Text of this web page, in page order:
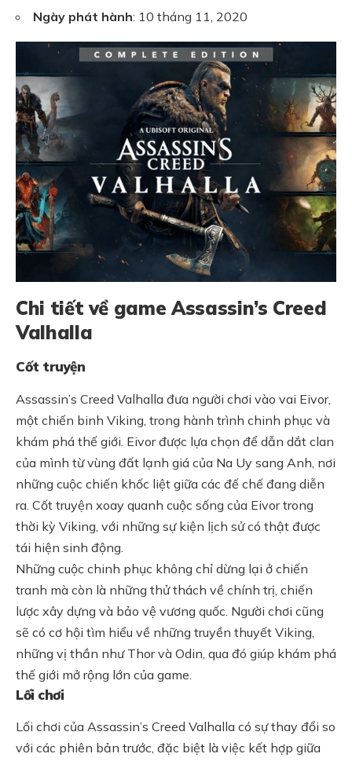
Ngày phát hành: 10 tháng 11, 2020
Chi tiết về game Assassin’s Creed
Valhalla
Cốt truyện
Assassin’s Creed Valhalla đưa người chơi vào vai Eivor,
một chiến binh Viking, trong hành trình chinh phục và
khám phá thế giới. Eivor được lựa chọn để dẫn dắt clan
của mình từ vùng đất lạnh giá của Na Uy sang Anh, nơi
những cuộc chiến khốc liệt giữa các đế chế đang diễn
ra. Cốt truyện xoay quanh cuộc sống của Eivor trong
thời kỳ Viking, với những sự kiện lịch sử có thật được
tái hiện sinh động.
Những cuộc chinh phục không chỉ dừng lại ở chiến
tranh mà còn là những thử thách về chính trị, chiến
lược xây dựng và bảo vệ vương quốc. Người chơi cũng
sẽ có cơ hội tìm hiểu về những truyền thuyết Viking,
những vị thần như Thor và Odin, qua đó giúp khám phá
thế giới mở rộng lớn của game.
Lối chơi
Lối chơi của Assassin’s Creed Valhalla có sự thay đổi so
với các phiên bản trước, đặc biệt là việc kết hợp giữa